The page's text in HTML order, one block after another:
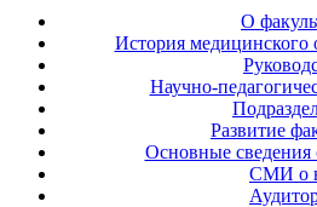
О
История
Научно-
Развитие
Основные сведения
СМИ о